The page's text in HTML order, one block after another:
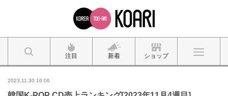
注目 新着 ショップ
2023.11.30 16:06